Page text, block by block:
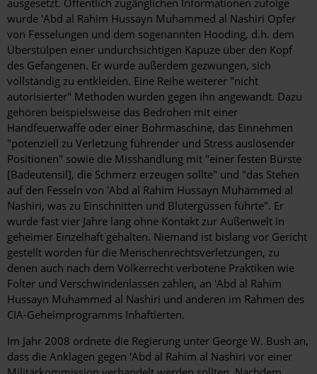
wurde 'Abd al Rahim Hussayn Muhammed al Nashiri Opfer
von Fesselungen und dem sogenannten Hooding, d.h. dem
Überstülpen einer undurchsichtigen Kapuze über den Kopf
des Gefangenen. Er wurde außerdem gezwungen, sich
vollständig zu entkleiden. Eine Reihe weiterer "nicht
autorisierter" Methoden wurden gegen ihn angewandt. Dazu
gehören beispielsweise das Bedrohen mit einer
Handfeuerwaffe oder einer Bohrmaschine, das Einnehmen
"potenziell zu Verletzung führender und Stress auslösender
Positionen" sowie die Misshandlung mit "einer festen Bürste
[Badeutensil], die Schmerz erzeugen sollte" und "das Stehen
auf den Fesseln von 'Abd al Rahim Hussayn Muhammed al
Nashiri, was zu Einschnitten und Blutergüssen führte". Er
wurde fast vier Jahre lang ohne Kontakt zur Außenwelt in
geheimer Einzelhaft gehalten. Niemand ist bislang vor Gericht
gestellt worden für die Menschenrechtsverletzungen, zu
denen auch nach dem Völkerrecht verbotene Praktiken wie
Folter und Verschwindenlassen zählen, an 'Abd al Rahim
Hussayn Muhammed al Nashiri und anderen im Rahmen des
CIA-Geheimprogramms Inhaftierten.
Im Jahr 2008 ordnete die Regierung unter George W. Bush an,
dass die Anklagen gegen 'Abd al Rahim al Nashiri vor einer